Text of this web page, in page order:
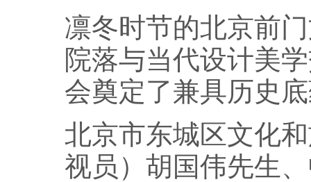
凛冬时节的北京前
院落与当代设计美
会奠定了兼具历史
北京市东城区文化
视员）胡国伟先生